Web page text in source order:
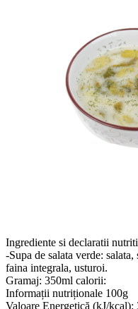
Ingrediente si declaratii
-Supa de salata verde:
faina integrala, usturoi.
Gramaj: 350ml calorii:
Informații nutriționale 100g
Valoare Energetică (kJ/